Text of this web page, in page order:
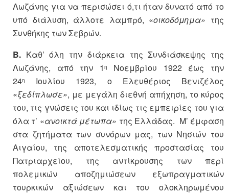
Λωζάνης για να περισώσει ό,τι ήταν δυνατό από το
υπό διάλυση, άλλοτε λαμπρό, «οικοδόμημα» της
Συνθήκης των Σεβρών.
Β. Καθ’ όλη την διάρκεια της Συνδιάσκεψης της
Λωζάνης, από την 1 η
Νοεμβρίου 1922 έως την
24η
Ιουλίου 1923, ο Ελευθέριος Βενιζέλος
«ξεδίπλωσε», με μεγάλη διεθνή απήχηση, το κύρος
του, τις γνώσεις του και ιδίως τις εμπειρίες του για
όλα τ’ «ανοικτά μέτωπα» της Ελλάδας. Μ’ έμφαση
στα ζητήματα των συνόρων μας, των Νησιών του
Αιγαίου, της αποτελεσματικής προστασίας του
Πατριαρχείου, της αντίκρουσης των περί
πολεμικών αποζημιώσεων εξωπραγματικών
τουρκικών αξιώσεων και του ολοκληρωμένου